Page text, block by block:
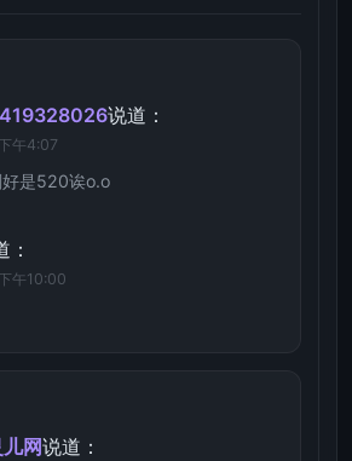
说道：
午4:07
是520诶o.o
：
午10:00
网说道：